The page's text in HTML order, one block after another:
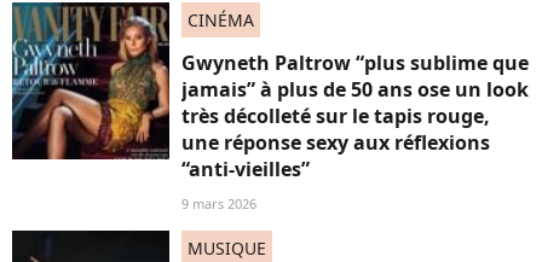
CINÉMA
Gwyneth Paltrow “plus sublime que
jamais” à plus de 50 ans ose un look
très décolleté sur le tapis rouge,
une réponse sexy aux réflexions
“anti-vieilles”
9 mars 2026
MUSIQUE